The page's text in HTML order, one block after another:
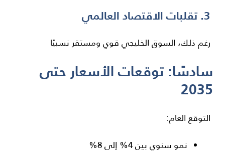
رغم ذلك، السوق الخليجي قوي ومستقر نسبيًا
سادسًا: توقعات الأسعار حتى
2035
التوقع العام:
نمو سنوي بين 4% إلى 8%